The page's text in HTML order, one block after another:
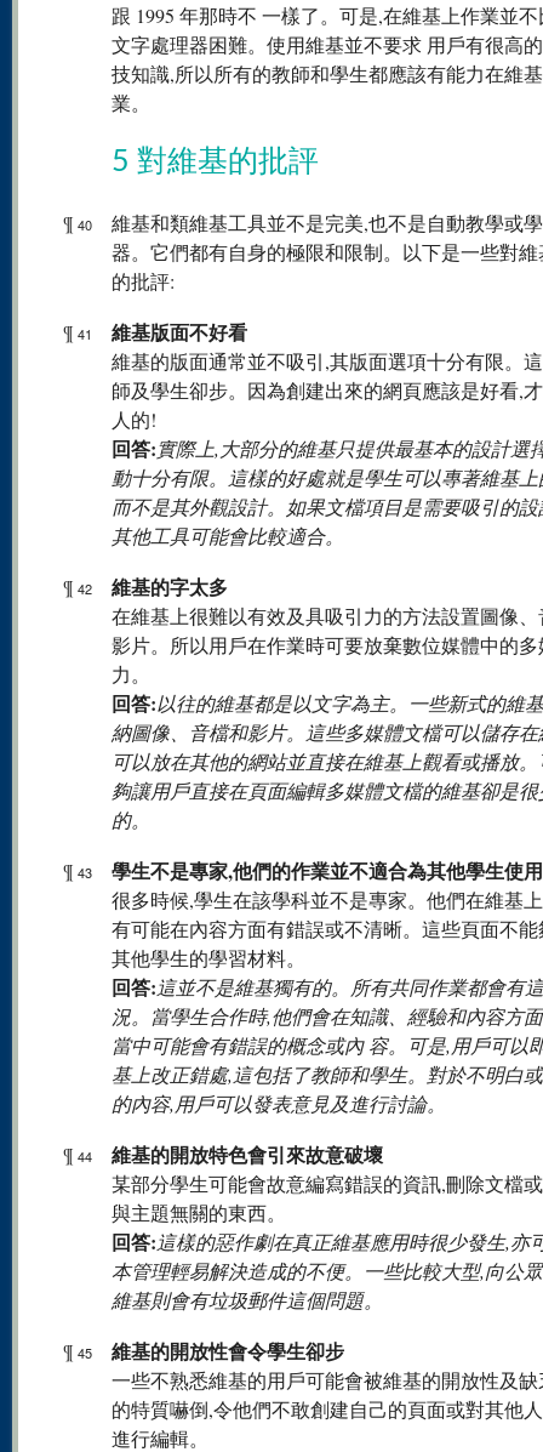
跟 1995 年那時不 一樣了。可是,在維基上作業並
文字處理器困難。使用維基並不要求 用戶有很高
技知識,所以所有的教師和學生都應該有能力在維
業。
5 對維基的批評
¶ 40
維基和類維基工具並不是完美,也不是自動教學或
器。它們都有自身的極限和限制。以下是一些對
的批評:
¶ 41 維基版面不好看
維基的版面通常並不吸引,其版面選項十分有限。
師及學生卻步。因為創建出來的網頁應該是好看,
人的!
回答:實際上,大部分的維基只提供最基本的設計選
動十分有限。這樣的好處就是學生可以專著維基
而不是其外觀設計。如果文檔項目是需要吸引的
其他工具可能會比較適合。
¶ 42 維基的字太多
在維基上很難以有效及具吸引力的方法設置圖像
影片。所以用戶在作業時可要放棄數位媒體中的
力。
回答:以往的維基都是以文字為主。一些新式的維
納圖像、音檔和影片。這些多媒體文檔可以儲存
可以放在其他的網站並直接在維基上觀看或播放
夠讓用戶直接在頁面編輯多媒體文檔的維基卻是很
的。
¶ 43 學生不是專家,他們的作業並不適合為其他學生使用
很多時候,學生在該學科並不是專家。他們在維基
有可能在內容方面有錯誤或不清晰。這些頁面不
其他學生的學習材料。
回答:這並不是維基獨有的。所有共同作業都會有
況。當學生合作時,他們會在知識、經驗和內容方
當中可能會有錯誤的概念或內 容。可是,用戶可以
基上改正錯處,這包括了教師和學生。對於不明白
的內容,用戶可以發表意見及進行討論。
¶ 44 維基的開放特色會引來故意破壞
某部分學生可能會故意編寫錯誤的資訊,刪除文檔
與主題無關的東西。
回答:這樣的惡作劇在真正維基應用時很少發生,亦
本管理輕易解決造成的不便。一些比較大型,向公
維基則會有垃圾郵件這個問題。
¶ 45 維基的開放性會令學生卻步
一些不熟悉維基的用戶可能會被維基的開放性及
的特質嚇倒,令他們不敢創建自己的頁面或對其他
進行編輯。